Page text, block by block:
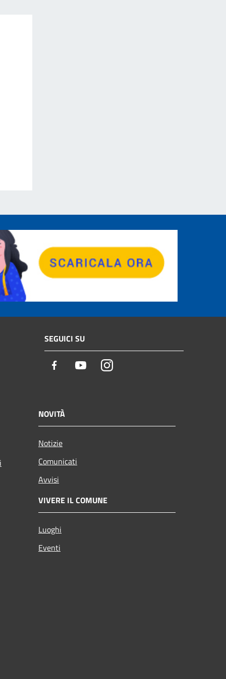
SEGUICI SU
Facebook YoutubeInstagram
NOVITÀ
Notizie
Comunicati
Avvisi
VIVERE IL COMUNE
Luoghi
Eventi